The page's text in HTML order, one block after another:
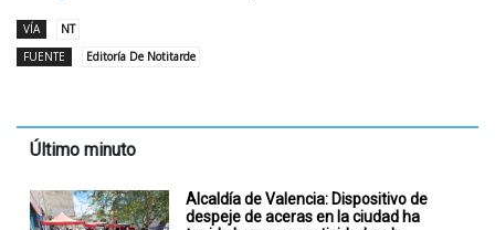
VÍA
NT
FUENTE
Editoría De Notitarde
Último minuto
Alcaldía de Valencia: Dispositivo de
despeje de aceras en la ciudad ha